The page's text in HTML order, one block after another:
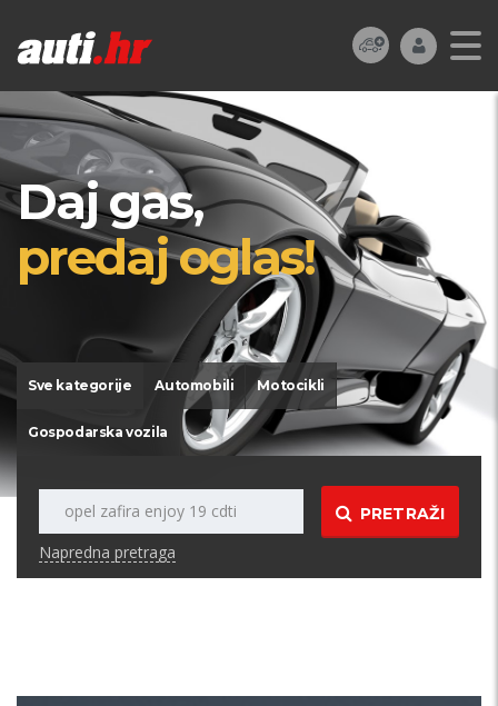
Daj gas,
predaj oglas!
Sve kategorije Automobili Motocikli
Gospodarska vozila
PRETRAŽI
Napredna pretraga